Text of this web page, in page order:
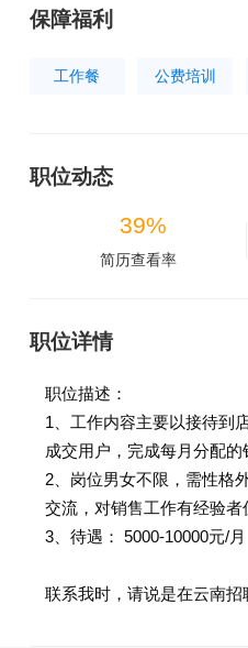
保障福利
工作餐 公费培训
职位动态
39%
简历查看率
职位详情
职位描述：
1、工作内容主要以接待到
成交用户，完成每月分配的
2、岗位男女不限，需性格
交流，对销售工作有经验者
3、待遇： 5000-10000元/月
联系我时，请说是在云南招